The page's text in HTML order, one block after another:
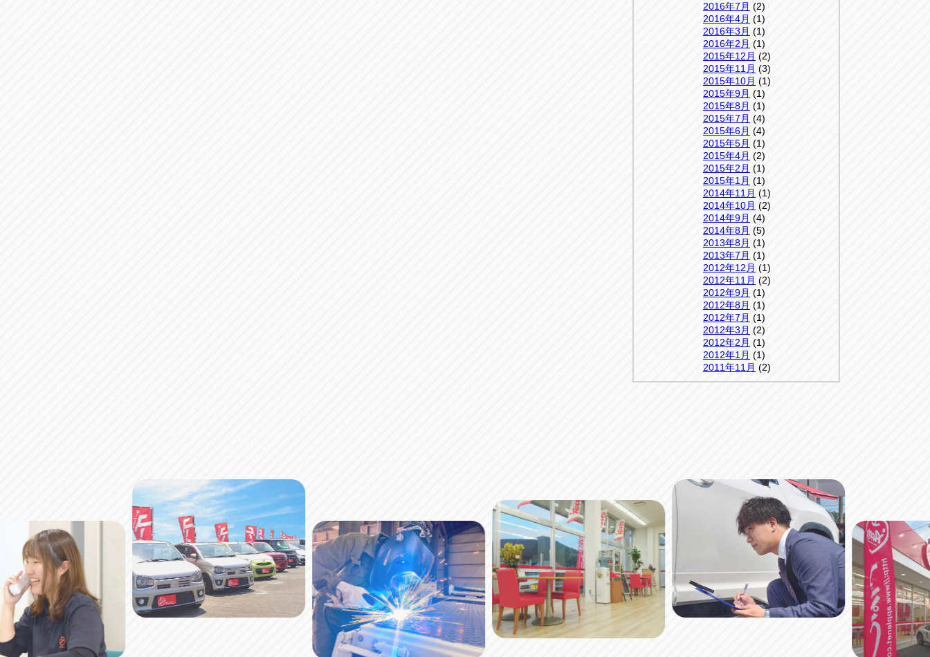
2016年7月 (2)
2016年4月 (1)
2016年3月 (1)
2016年2月 (1)
2015年12月 (2)
2015年11月 (3)
2015年10月 (1)
2015年9月 (1)
2015年8月 (1)
2015年7月 (4)
2015年6月 (4)
2015年5月 (1)
2015年4月 (2)
2015年2月 (1)
2015年1月 (1)
2014年11月 (1)
2014年10月 (2)
2014年9月 (4)
2014年8月 (5)
2013年8月 (1)
2013年7月 (1)
2012年12月 (1)
2012年11月 (2)
2012年9月 (1)
2012年8月 (1)
2012年7月 (1)
2012年3月 (2)
2012年2月 (1)
2012年1月 (1)
2011年11月 (2)